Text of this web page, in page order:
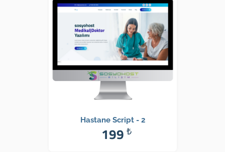
Hastane Script - 2
₺
199